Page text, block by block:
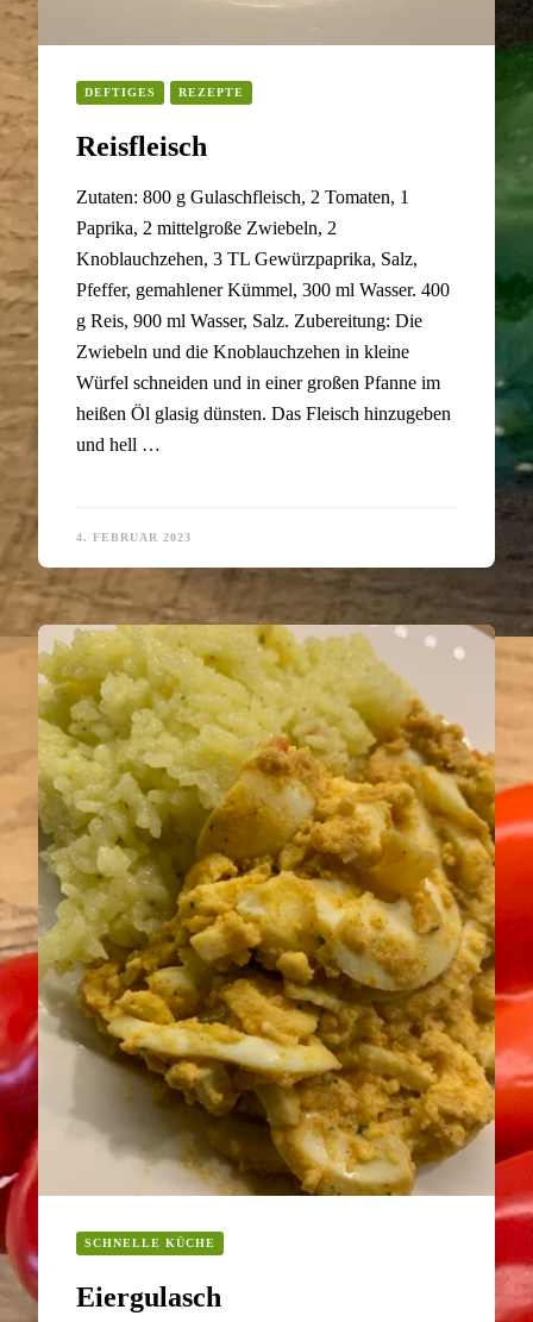
DEFTIGES REZEPTE
Reisfleisch
Zutaten: 800 g Gulaschfleisch, 2 Tomaten, 1
Paprika, 2 mittelgroße Zwiebeln, 2
Knoblauchzehen, 3 TL Gewürzpaprika, Salz,
Pfeffer, gemahlener Kümmel, 300 ml Wasser. 400
g Reis, 900 ml Wasser, Salz. Zubereitung: Die
Zwiebeln und die Knoblauchzehen in kleine
Würfel schneiden und in einer großen Pfanne im
heißen Öl glasig dünsten. Das Fleisch hinzugeben
und hell …
4. FEBRUAR 2023
SCHNELLE KÜCHE
Eiergulasch